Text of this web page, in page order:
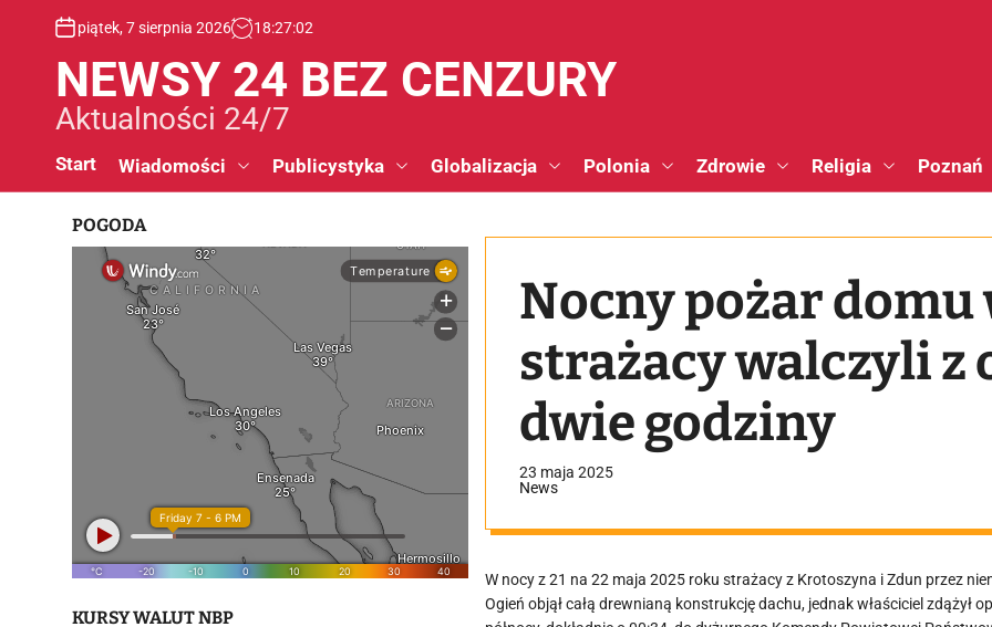
piątek, 7 sierpnia 2026 18:27:03
NEWSY 24 BEZ CENZURY
Aktualności 24/7
Start Wiadomości Publicystyka Globalizacja Polonia Zdrowie Religia Poznań
Nocny pożar domu
strażacy walczyli z
dwie godziny
23 maja 2025
News
W nocy z 21 na 22 maja 2025 roku strażacy z Krotoszyna i Zdun przez
Ogień objął całą drewnianą konstrukcję dachu, jednak właściciel zdążył
POGODA
KURSY WALUT NBP